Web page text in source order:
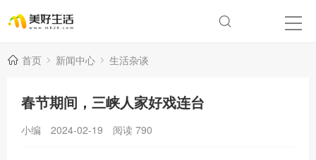
首页 新闻中心 生活杂谈
春节期间，三峡人家好戏连台
小编 2024-02-19 阅读 790